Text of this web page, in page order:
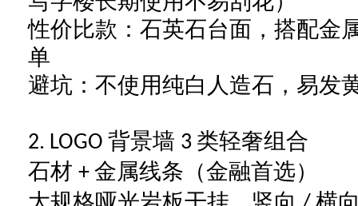
性价比款：石英石台面，搭配金
单
避坑：不使用纯白人造石，易发
2. LOGO 背景墙 3 类轻奢组合
石材 + 金属线条（金融首选）